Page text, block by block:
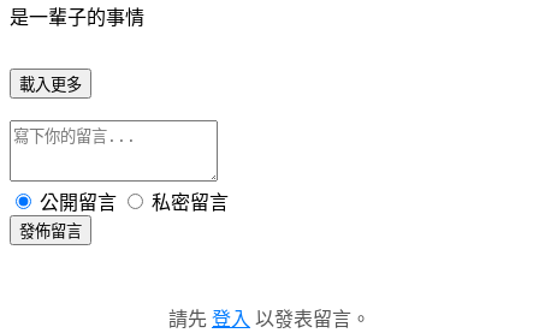
是一輩子的事情
載入更多
公開留言 私密留言
發佈留言
請先 登入 以發表留言。